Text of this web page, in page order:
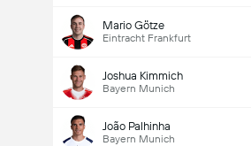
Mario Götze
Eintracht Frankfurt
Joshua Kimmich
Bayern Munich
João Palhinha
Bayern Munich